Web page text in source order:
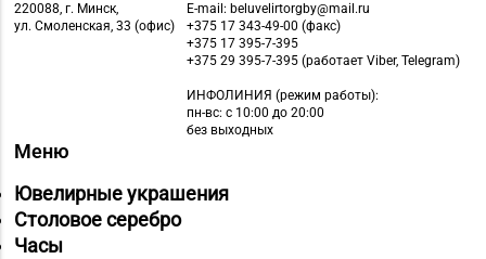
220088, г. Минск,
ул. Смоленская, 33 (офис)
E-mail: beluvelirtorgby@mail.ru
+375 17 343-49-00 (факс)
+375 17 395-7-395
+375 29 395-7-395 (работает Viber, Telegram)
ИНФОЛИНИЯ (режим работы):
пн-вс: с 10:00 до 20:00
без выходных
Меню
Ювелирные украшения
Столовое серебро
Часы